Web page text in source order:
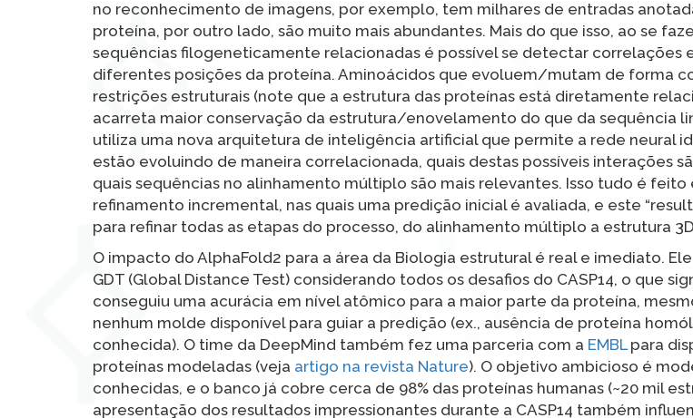
no reconhecimento de imagens, por exemplo, tem milhares de entradas
proteína, por outro lado, são muito mais abundantes. Mais do que isso, ao se
sequências filogeneticamente relacionadas é possível se detectar correlações
diferentes posições da proteína. Aminoácidos que evoluem/mutam de forma
restrições estruturais (note que a estrutura das proteínas está diretamente
acarreta maior conservação da estrutura/enovelamento do que da sequência
utiliza uma nova arquitetura de inteligência artificial que permite a rede neural
estão evoluindo de maneira correlacionada, quais destas possíveis interações
quais sequências no alinhamento múltiplo são mais relevantes. Isso tudo é
refinamento incremental, nas quais uma predição inicial é avaliada, e este
para refinar todas as etapas do processo, do alinhamento múltiplo a estrutura
O impacto do AlphaFold2 para a área da Biologia estrutural é real e imediato.
GDT (Global Distance Test) considerando todos os desafios do CASP14, o que
conseguiu uma acurácia em nível atômico para a maior parte da proteína,
nenhum molde disponível para guiar a predição (ex., ausência de proteína
conhecida). O time da DeepMind também fez uma parceria com a EMBLpara
proteínas modeladas (veja artigo na revista Nature). O objetivo ambicioso é
conhecidas, e o banco já cobre cerca de 98% das proteínas humanas (~20 mil
apresentação dos resultados impressionantes durante a CASP14 também